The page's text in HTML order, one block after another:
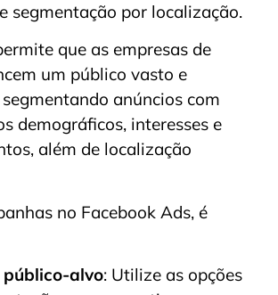
segmentação por localização.
que as empresas de
um público vasto e
anúncios com
demográficos, interesses e
além de localização
no Facebook Ads, é
público-alvo: Utilize as opções